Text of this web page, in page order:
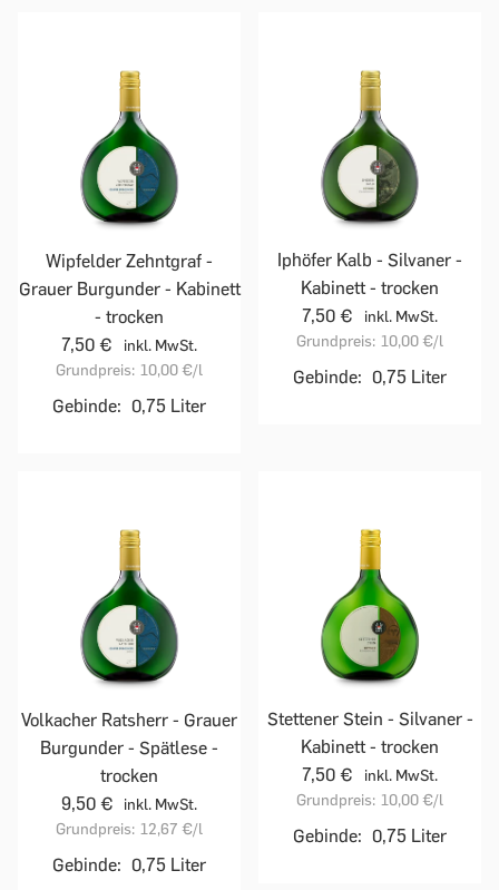
Wipfelder Zehntgraf -
Grauer Burgunder - Kabinett
- trocken
7,50 €
inkl. MwSt.
Grundpreis: 10,00 €/l
Gebinde: 0,75 Liter
Iphöfer Kalb - Silvaner -
Kabinett - trocken
7,50 €
inkl. MwSt.
Grundpreis: 10,00 €/l
Gebinde: 0,75 Liter
Volkacher Ratsherr - Grauer
Burgunder - Spätlese -
trocken
9,50 €
inkl. MwSt.
Grundpreis: 12,67 €/l
Gebinde: 0,75 Liter
Stettener Stein - Silvaner -
Kabinett - trocken
7,50 €
inkl. MwSt.
Grundpreis: 10,00 €/l
Gebinde: 0,75 Liter